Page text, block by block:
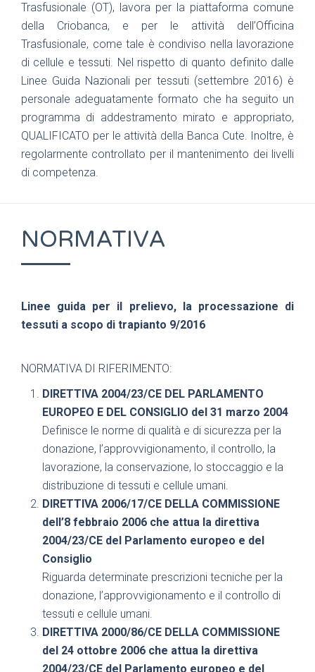
Trasfusionale (OT), lavora per la piattaforma comune
della Criobanca, e per le attività dell’Officina
Trasfusionale, come tale è condiviso nella lavorazione
di cellule e tessuti. Nel rispetto di quanto definito dalle
Linee Guida Nazionali per tessuti (settembre 2016) è
personale adeguatamente formato che ha seguito un
programma di addestramento mirato e appropriato,
QUALIFICATO per le attività della Banca Cute. Inoltre, è
regolarmente controllato per il mantenimento dei livelli
di competenza.
NORMATIVA
Linee guida per il prelievo, la processazione di
tessuti a scopo di trapianto 9/2016
NORMATIVA DI RIFERIMENTO:
DIRETTIVA 2004/23/CE DEL PARLAMENTO
EUROPEO E DEL CONSIGLIO del 31 marzo 2004
Definisce le norme di qualità e di sicurezza per la
donazione, l’approvvigionamento, il controllo, la
lavorazione, la conservazione, lo stoccaggio e la
distribuzione di tessuti e cellule umani.
DIRETTIVA 2006/17/CE DELLA COMMISSIONE
dell’8 febbraio 2006 che attua la direttiva
2004/23/CE del Parlamento europeo e del
Consiglio
Riguarda determinate prescrizioni tecniche per la
donazione, l’approvvigionamento e il controllo di
tessuti e cellule umani.
DIRETTIVA 2000/86/CE DELLA COMMISSIONE
del 24 ottobre 2006 che attua la direttiva
2004/23/CE del Parlamento europeo e del